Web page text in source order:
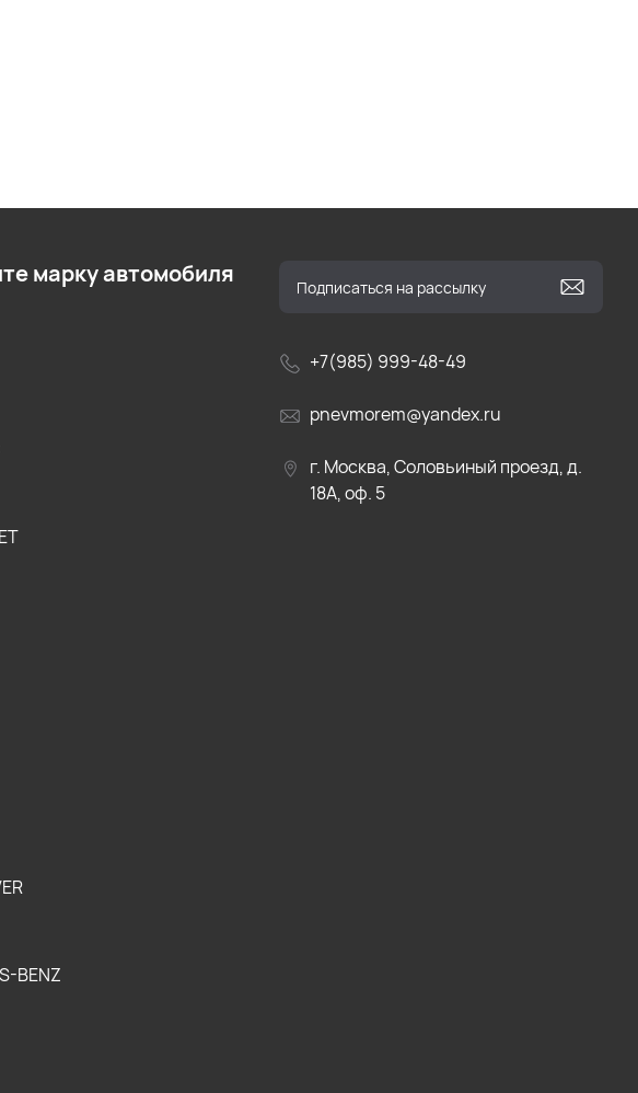
+7(985) 999-48-49
pnevmorem@yandex.ru
г. Москва, Соловьиный проезд, д.
18А, оф. 5
марку автомобиля
BENZ